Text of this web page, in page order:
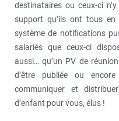
destinataires ou ceux-ci
support qu’ils ont tous
système de notifications
salariés que ceux-ci
aussi… qu’un PV de
d’être publiée ou
communiquer et
d’enfant pour vous, élus !